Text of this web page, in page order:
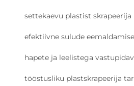
settekaevu plastist skrapeerija
efektiivne sulude
hapete ja leelistega
tööstusliku plastskrapeerija